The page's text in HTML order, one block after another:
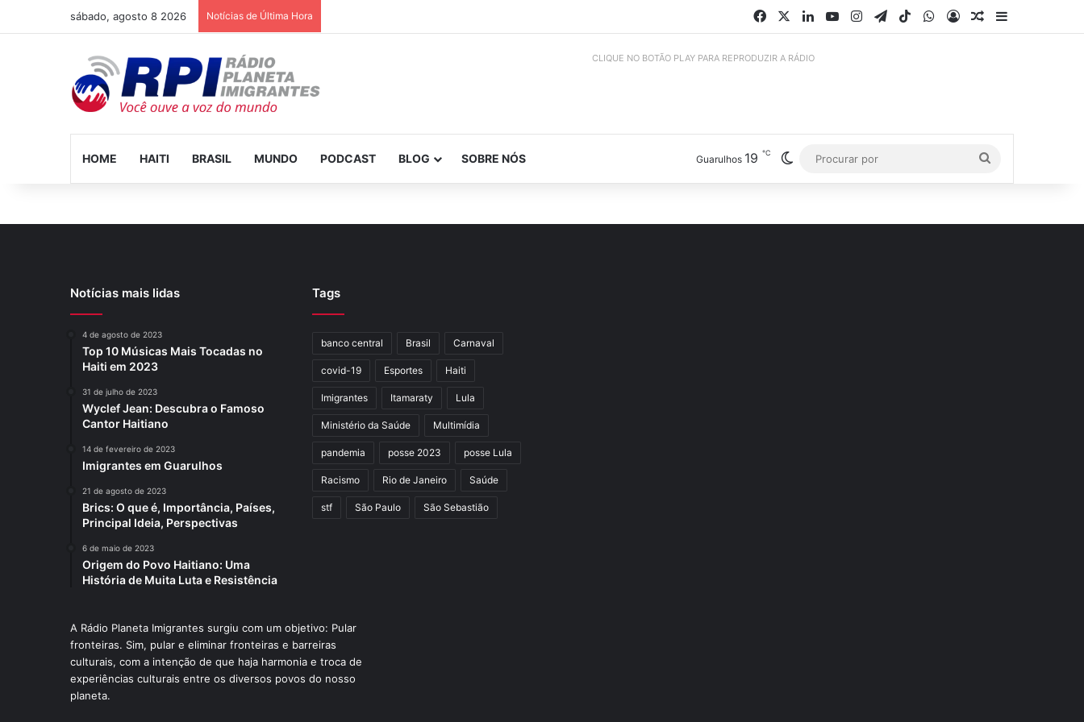
sábado, agosto 8 2026 Notícias de Última Hora FacebookLinkedinYouTubeInstagramTelegramTikTokWhatsApp
EntrarArtigo aleatório
CLIQUE NO BOTÃO PLAY PARA REPRODUZIR A RÁDIO
HOME HAITI BRASIL MUNDO PODCAST BLOG SOBRE NÓS Guarulhos 19 ℃ Switch skin
por
Notícias mais lidas
4 de agosto de 2023
Top 10 Músicas Mais Tocadas no
Haiti em 2023
31 de julho de 2023
Wyclef Jean: Descubra o Famoso
Cantor Haitiano
14 de fevereiro de 2023
Imigrantes em Guarulhos
21 de agosto de 2023
Brics: O que é, Importância, Países,
Principal Ideia, Perspectivas
6 de maio de 2023
Origem do Povo Haitiano: Uma
História de Muita Luta e Resistência
Tags
banco central Brasil Carnaval
covid-19 Esportes Haiti
Imigrantes Itamaraty Lula
Ministério da Saúde Multimídia
pandemia posse 2023 posse Lula
Racismo Rio de Janeiro Saúde
stf São Paulo São Sebastião
A Rádio Planeta Imigrantes surgiu com um objetivo: Pular
fronteiras. Sim, pular e eliminar fronteiras e barreiras
culturais, com a intenção de que haja harmonia e troca de
experiências culturais entre os diversos povos do nosso
planeta.